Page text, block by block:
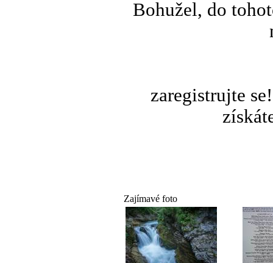
Bohužel, do
zaregistrujte
Zajímavé foto